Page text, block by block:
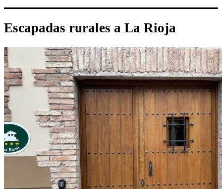
Escapadas rurales a La Rioja